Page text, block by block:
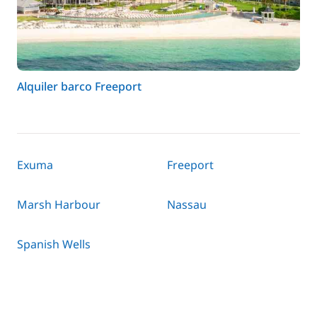
Alquiler barco Freeport
Exuma Freeport
Marsh Harbour Nassau
Spanish Wells